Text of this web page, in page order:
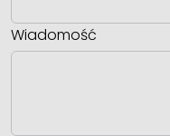
Wiadomość